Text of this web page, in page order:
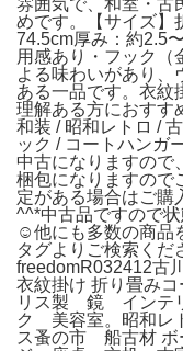
めです。【サイズ】
74.5cm厚み：約2.5
用感あり・フック（
よる味わいがあり、
ある一品です。衣紋
理解ある方におすす
和装 / 昭和レトロ /
ック / コートハン
中古になりますので
梱包になりますの
定がある場合はご購
^^*中古品ですので
☺︎他にも多数の商品
タグよりご検索くだ
freedomR032412古
衣紋掛け 折り畳み
リス製 鏡 イン
ク 美容室。昭和レ
ス蚤の市 船古材 ボ